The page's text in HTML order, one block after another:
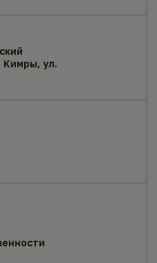
Кимры, ул.